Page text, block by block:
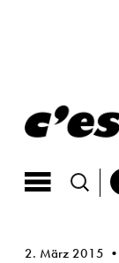
2. März 2015